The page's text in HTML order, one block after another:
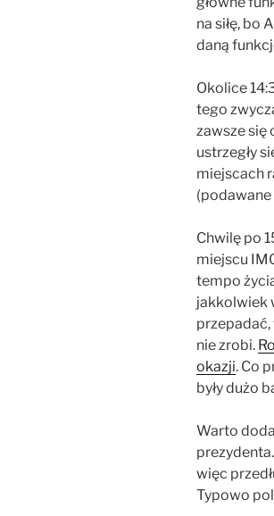
na siłę, bo
daną
Okolice
tego
zawsze się
ustrzegły
miejscach
Chwilę po
miejscu
tempo
jakkolwiek
nie zrobi.
okazji. Co
były dużo
Warto
więc
Typowo